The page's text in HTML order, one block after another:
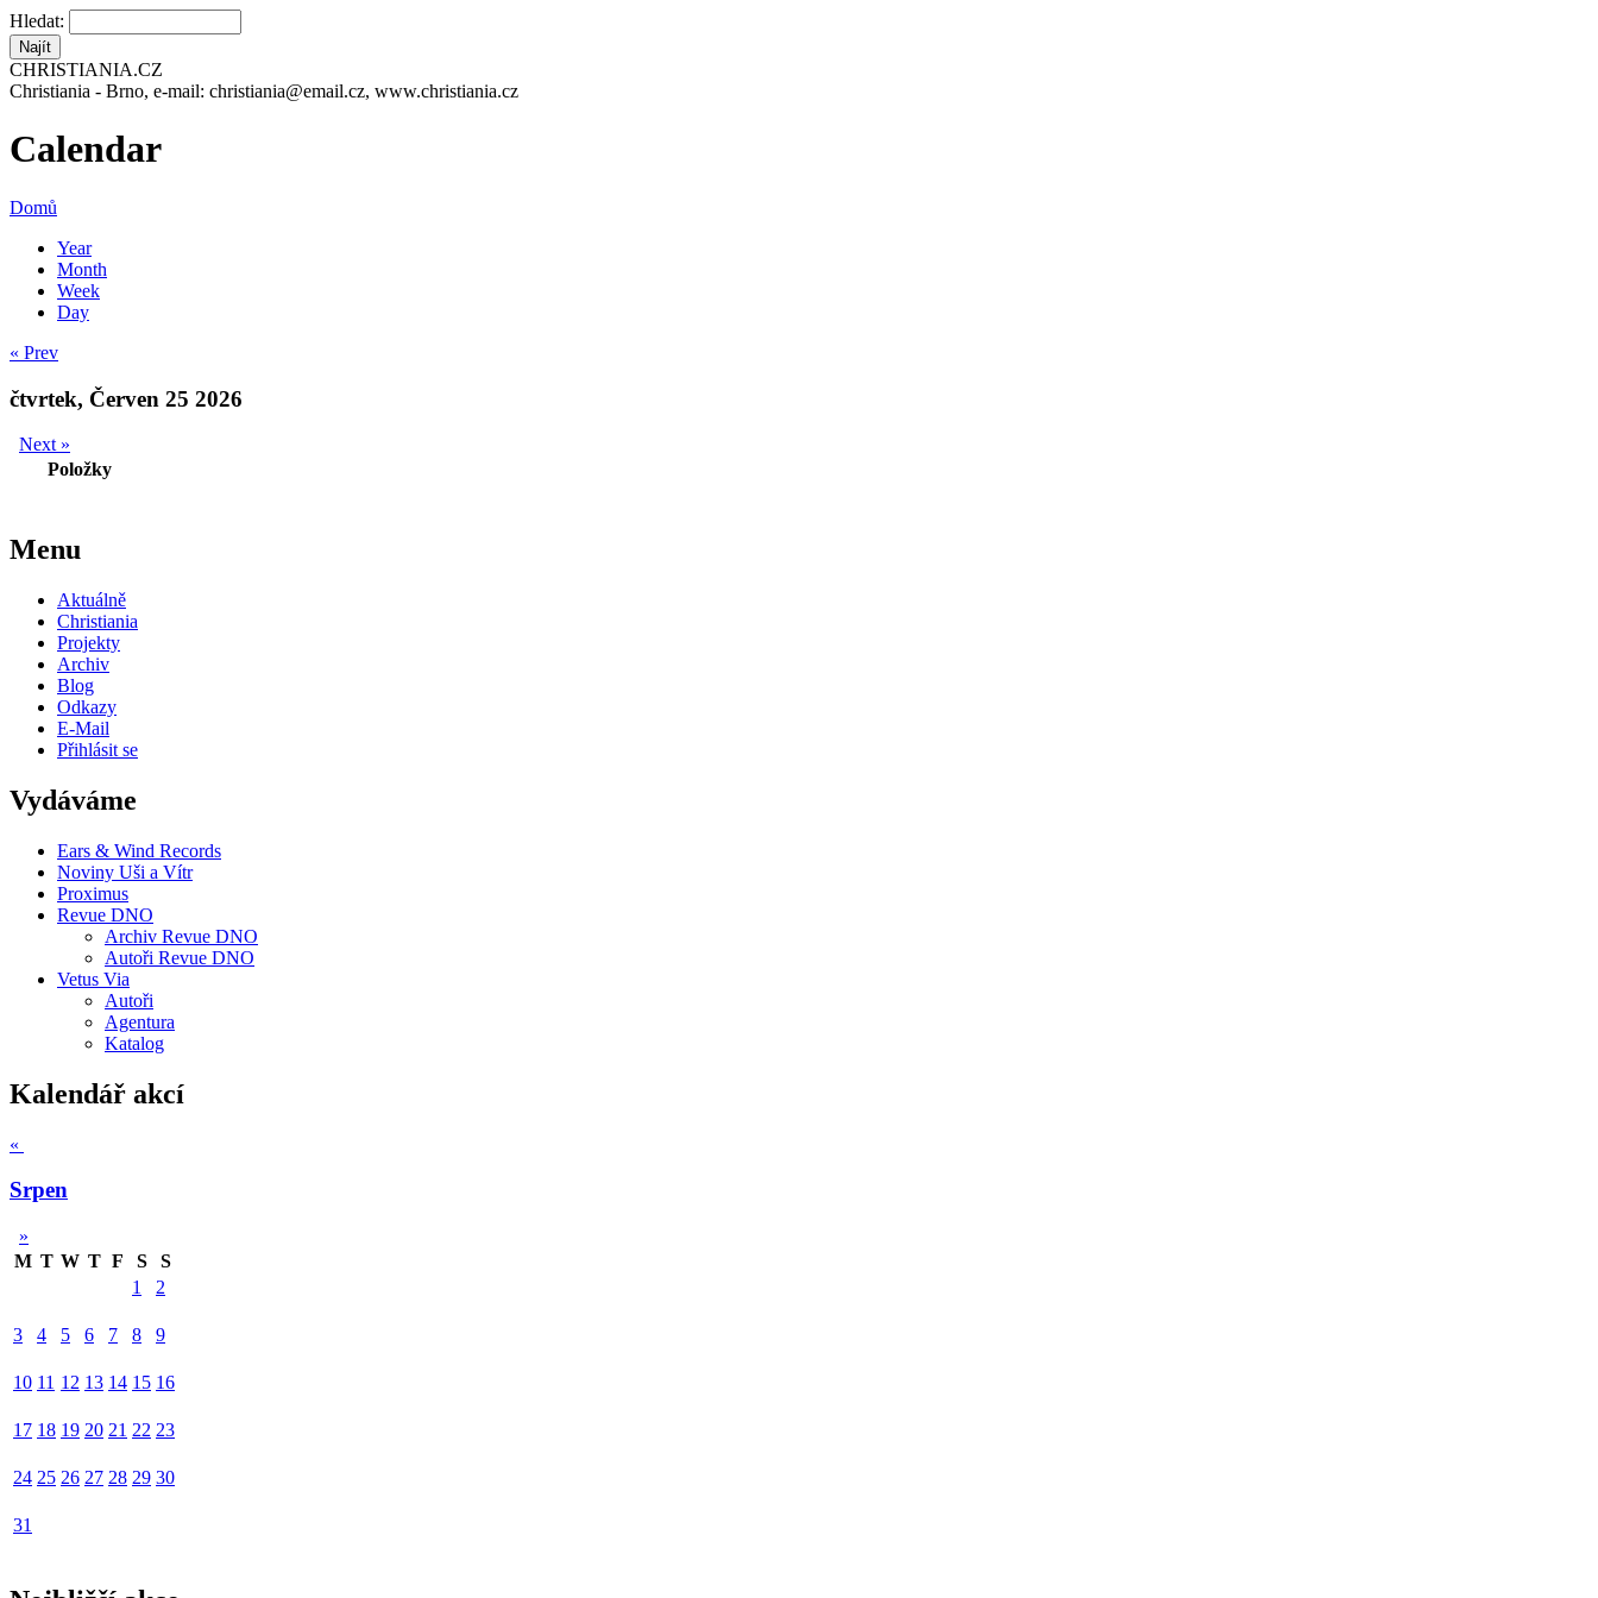
Hledat:
CHRISTIANIA.CZ
Christiania - Brno, e-mail: christiania@email.cz, www.christiania.cz
Calendar
Domů
Year
Month
Week
Day
« Prev
čtvrtek, Červen 25 2026
Next »
Položky
Menu
Aktuálně
Christiania
Projekty
Archiv
Blog
Odkazy
E-Mail
Přihlásit se
Vydáváme
Ears & Wind Records
Noviny Uši a Vítr
Proximus
Revue DNO
Archiv Revue DNO
Autoři Revue DNO
Vetus Via
Autoři
Agentura
Katalog
Kalendář akcí
«
Srpen
»
M T W T F S
S
1
2
3 4 5 6 7 8 9
10 11 12 13 14 15 16
17 18 19 20 21 22 23
24 25 26 27 28 29 30
31